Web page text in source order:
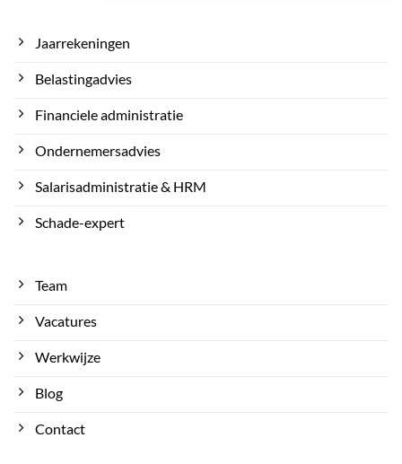
Jaarrekeningen
Belastingadvies
Financiele administratie
Ondernemersadvies
Salarisadministratie & HRM
Schade-expert
Team
Vacatures
Werkwijze
Blog
Contact